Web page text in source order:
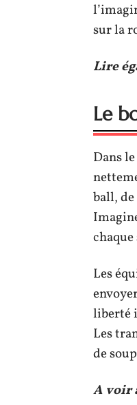
sur la
Lire
Le
Dans
ball,
Les
liberté
Les
de
A voir